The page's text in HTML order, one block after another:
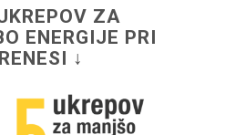
ZA
ENERGIJE PRI
↓